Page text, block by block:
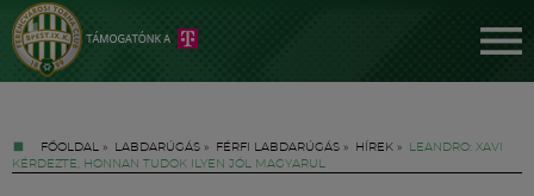
FŐOLDAL » LABDARÚGÁS » FÉRFI LABDARÚGÁS » HÍREK »
LEANDRO: XAVI
KÉRDEZTE, HONNAN TUDOK ILYEN JÓL MAGYARUL